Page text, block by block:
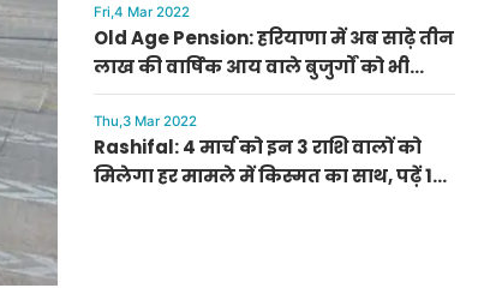
Fri,4 Mar 2022
Old Age Pension: हरियाणा में अब साढ़े तीन
लाख की वार्षिक आय वाले बुजुर्गों को भी
मिलेगी बुढ़ापा पेंशन, सीएम मनोहर लाल का
ऐलान
Thu,3 Mar 2022
Rashifal: 4 मार्च को इन 3 राशि वालों को
मिलेगा हर मामले में किस्मत का साथ, पढ़ें 12